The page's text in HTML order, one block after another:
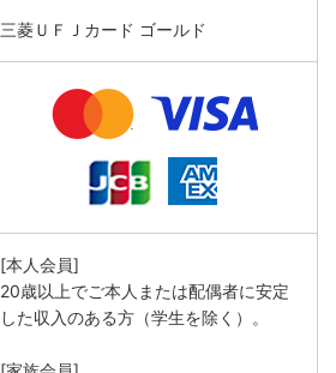
三菱ＵＦＪカード ゴールド
[本人会員]
20歳以上でご本人または配偶者に安定
した収入のある方（学生を除く）。